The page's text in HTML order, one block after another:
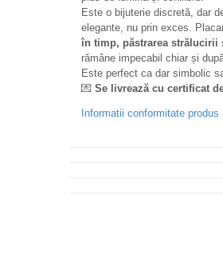
Este o bijuterie discretă, dar
elegante, nu prin exces.
în timp, păstrarea strălucirii
rămâne impecabil chiar și
Este perfect ca dar simbolic
💌 Se livrează cu certificat
Informatii conformitate produs